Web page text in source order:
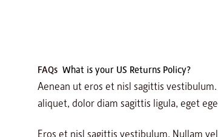
FAQs What is your US Returns Policy?
Aenean ut eros et nisl sagittis
aliquet, dolor diam sagittis ligula, eget
Eros et nisl sagittis vestibulum. Nullam